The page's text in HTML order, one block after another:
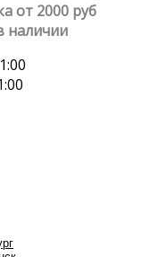
от 2000 руб
наличии